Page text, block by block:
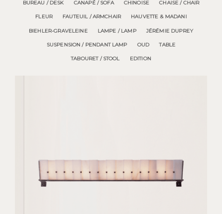
BUREAU / DESK CANAPÉ / SOFA CHINOISE CHAISE / CHAIR
FLEUR FAUTEUIL / ARMCHAIR HAUVETTE & MADANI
BIEHLER-GRAVELEINE LAMPE / LAMP JÉRÉMIE DUPREY
SUSPENSION / PENDANT LAMP OUD TABLE
TABOURET / STOOL EDITION